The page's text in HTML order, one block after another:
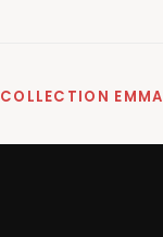
COLLECTION EMMA